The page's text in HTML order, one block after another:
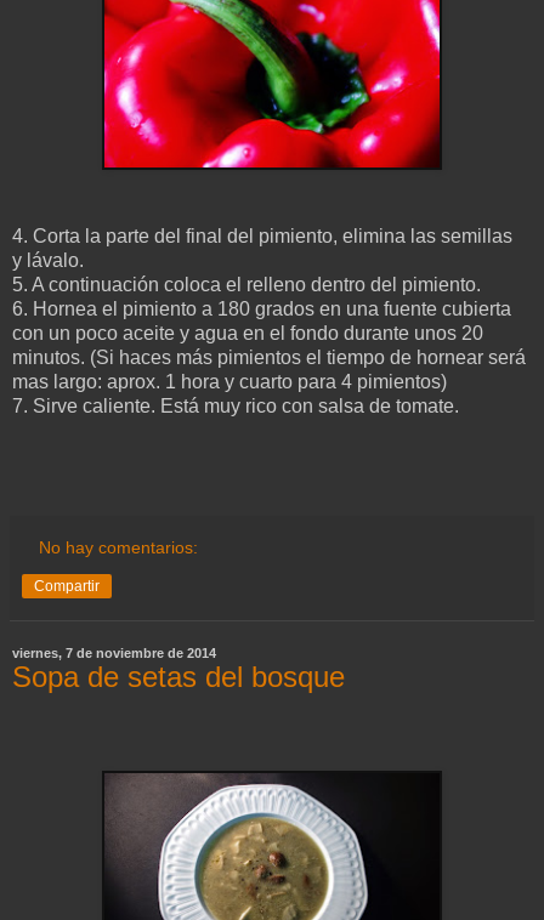
4. Corta la parte del final del pimiento, elimina las semillas
y lávalo.
5. A continuación coloca el relleno dentro del pimiento.
6. Hornea el pimiento a 180 grados en una fuente cubierta
con un poco aceite y agua en el fondo durante unos 20
minutos. (Si haces más pimientos el tiempo de hornear será
mas largo: aprox. 1 hora y cuarto para 4 pimientos)
7. Sirve caliente. Está muy rico con salsa de tomate.
No hay comentarios:
Compartir
viernes, 7 de noviembre de 2014
Sopa de setas del bosque